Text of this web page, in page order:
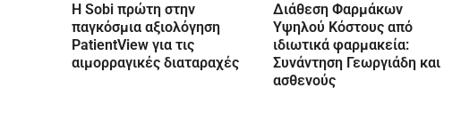
Η Sobi πρώτη στην
παγκόσμια αξιολόγηση
PatientView για τις
αιμορραγικές διαταραχές
Διάθεση Φαρμάκων
Υψηλού Κόστους από
ιδιωτικά φαρμακεία:
Συνάντηση Γεωργιάδη και
ασθενούς